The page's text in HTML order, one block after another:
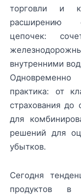
торговли и
расширению
цепочек:
внутренними
Одновременно
практика: от
страхования до
для
решений для
убытков.
Сегодня
продуктов в